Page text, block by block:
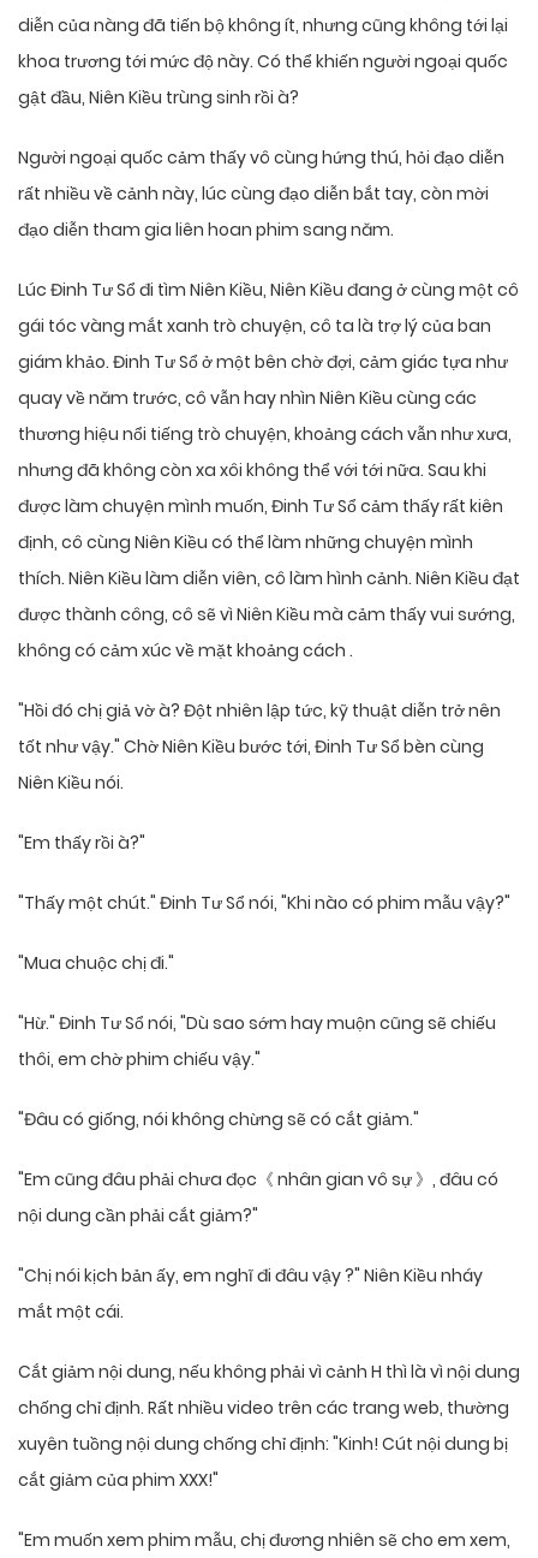
diễn của nàng đã tiến bộ không ít, nhưng cũng không tới lại
khoa trương tới mức độ này. Có thể khiến người ngoại quốc
gật đầu, Niên Kiều trùng sinh rồi à?
Người ngoại quốc cảm thấy vô cùng hứng thú, hỏi đạo diễn
rất nhiều về cảnh này, lúc cùng đạo diễn bắt tay, còn mời
đạo diễn tham gia liên hoan phim sang năm.
Lúc Đinh Tư Sổ đi tìm Niên Kiều, Niên Kiều đang ở cùng một cô
gái tóc vàng mắt xanh trò chuyện, cô ta là trợ lý của ban
giám khảo. Đinh Tư Sổ ở một bên chờ đợi, cảm giác tựa như
quay về năm trước, cô vẫn hay nhìn Niên Kiều cùng các
thương hiệu nổi tiếng trò chuyện, khoảng cách vẫn như xưa,
nhưng đã không còn xa xôi không thể với tới nữa. Sau khi
được làm chuyện mình muốn, Đinh Tư Sổ cảm thấy rất kiên
định, cô cùng Niên Kiều có thể làm những chuyện mình
thích. Niên Kiều làm diễn viên, cô làm hình cảnh. Niên Kiều đạt
được thành công, cô sẽ vì Niên Kiều mà cảm thấy vui sướng,
không có cảm xúc về mặt khoảng cách .
"Hồi đó chị giả vờ à? Đột nhiên lập tức, kỹ thuật diễn trở nên
tốt như vậy." Chờ Niên Kiều bước tới, Đinh Tư Sổ bèn cùng
Niên Kiều nói.
"Em thấy rồi à?"
"Thấy một chút." Đinh Tư Sổ nói, "Khi nào có phim mẫu vậy?"
"Mua chuộc chị đi."
"Hừ." Đinh Tư Sổ nói, "Dù sao sớm hay muộn cũng sẽ chiếu
thôi, em chờ phim chiếu vậy."
"Đâu có giống, nói không chừng sẽ có cắt giảm."
"Em cũng đâu phải chưa đọc《 nhân gian vô sự 》, đâu có
nội dung cần phải cắt giảm?"
"Chị nói kịch bản ấy, em nghĩ đi đâu vậy ?" Niên Kiều nháy
mắt một cái.
Cắt giảm nội dung, nếu không phải vì cảnh H thì là vì nội dung
chống chỉ định. Rất nhiều video trên các trang web, thường
xuyên tuồng nội dung chống chỉ định: "Kinh! Cút nội dung bị
cắt giảm của phim XXX!"
"Em muốn xem phim mẫu, chị đương nhiên sẽ cho em xem,